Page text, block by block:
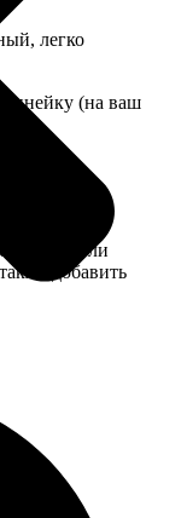
легко
(на ваш
обложке
или
добавить